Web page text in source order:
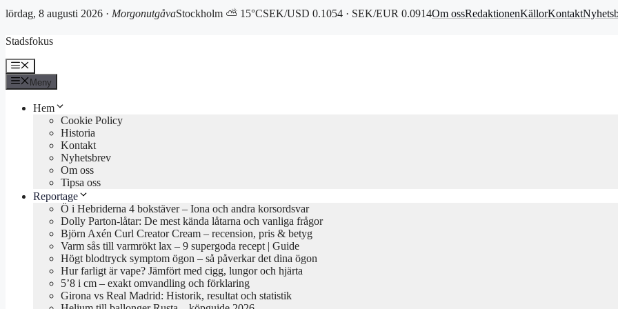
lördag, 8 augusti 2026 · MorgonutgåvaStockholm ⛅ 15°CSEK/USD 0.1054 · SEK/EUR 0.0914Om ossRedaktionenKällorKontakt
till
Stadsfokus
Meny
Meny
Hem
Cookie Policy
Historia
Kontakt
Nyhetsbrev
Om oss
Tipsa oss
Reportage
Ö i Hebriderna 4 bokstäver – Iona och andra korsordsvar
Dolly Parton-låtar: De mest kända låtarna och vanliga frågor
Björn Axén Curl Creator Cream – recension, pris & betyg
Varm sås till varmrökt lax – 9 supergoda recept | Guide
Högt blodtryck symptom ögon – så påverkar det dina ögon
Hur farligt är vape? Jämfört med cigg, lungor och hjärta
5’8 i cm – exakt omvandling och förklaring
Girona vs Real Madrid: Historik, resultat och statistik